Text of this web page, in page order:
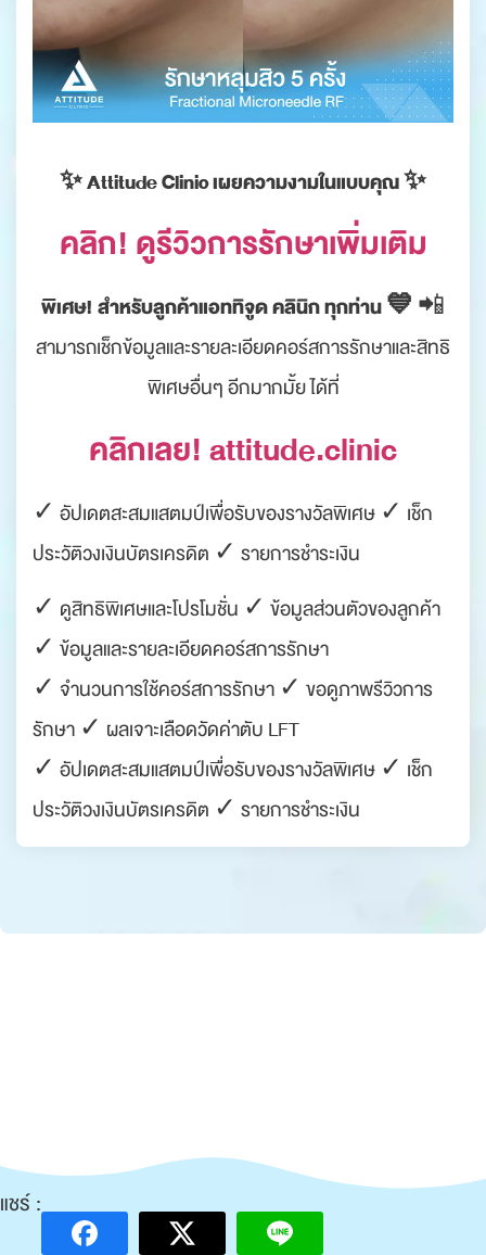
✨ Attitude Clinic เผยความงามในแบบคุณ ✨
คลิก! ดูรีวิวการรักษาเพิ่มเติม
พิเศษ! สำหรับลูกค้าแอททิจูด คลินิก ทุกท่าน 💙 📲
สามารถเช็กข้อมูลและรายละเอียดคอร์สการรักษาและสิทธิ
พิเศษอื่นๆ อีกมากมั้ย ได้ที่
คลิกเลย! attitude.clinic
✓ อัปเดตสะสมแสตมป์เพื่อรับของรางวัลพิเศษ ✓ เช็ก
ประวัติวงเงินบัตรเครดิต ✓ รายการชำระเงิน
✓ ดูสิทธิพิเศษและโปรโมชั่น ✓ ข้อมูลส่วนตัวของลูกค้า
✓ ข้อมูลและรายละเอียดคอร์สการรักษา
✓ จำนวนการใช้คอร์สการรักษา ✓ ขอดูภาพรีวิวการ
รักษา ✓ ผลเจาะเลือดวัดค่าตับ LFT
✓ อัปเดตสะสมแสตมป์เพื่อรับของรางวัลพิเศษ ✓ เช็ก
ประวัติวงเงินบัตรเครดิต ✓ รายการชำระเงิน
แชร์ :